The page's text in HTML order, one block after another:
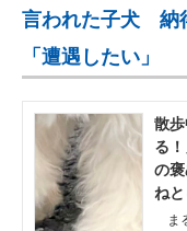
言われた子犬 納
「遭遇したい」
散
る
の
ね
ま